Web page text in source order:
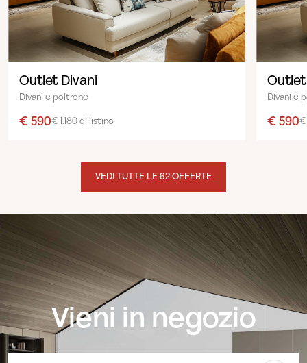
Outlet Divani
Divani e poltrone
€ 590€ 1.180 di listino
Divani e
€ 590€
VEDI TUTTE LE 62 OFFERTE
Vieni in negozio